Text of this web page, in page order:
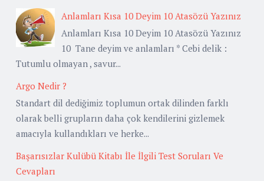
Anlamları Kısa 10 Deyim 10 Atasözü Yazınız
Anlamları Kısa 10 Deyim 10 Atasözü Yazınız
10 Tane deyim ve anlamları * Cebi delik :
Tutumlu olmayan , savur...
Argo Nedir ?
Standart dil dediğimiz toplumun ortak dilinden farklı
olarak belli grupların daha çok kendilerini gizlemek
amacıyla kullandıkları ve herke...
Başarısızlar Kulübü Kitabı İle İlgili Test Soruları Ve
Cevapları